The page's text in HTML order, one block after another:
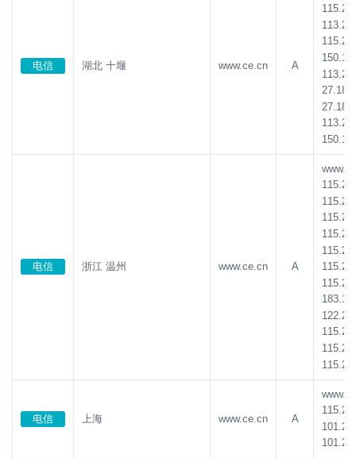
电信 湖北 十堰 www.ce.cn A
电信 浙江 温州 www.ce.cn A
电信 上海 www.ce.cn A